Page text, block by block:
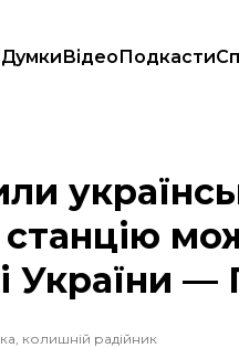
ДумкиВідеоПодкасти
станцію можуть
станцію
України —
колишній радійник